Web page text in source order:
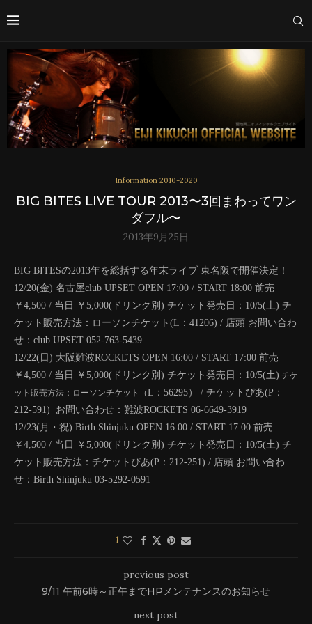
Information 2010-2020
BIG BITES LIVE TOUR 2013〜3回まわってワン
ダフル〜
2013年9月25日
BIG BITESの2013年を総括する年末ライブ 東名阪で開催決定！
12/20(金) 名古屋club UPSET OPEN 17:00 / START 18:00 前売
￥4,500 / 当日 ￥5,000(ドリンク別) チケット発売日：10/5(土) チ
ケット販売方法：ローソンチケット(L：41206) / 店頭 お問い合わ
せ：club UPSET 052-763-5439
12/22(日) 大阪難波ROCKETS OPEN 16:00 / START 17:00 前売
￥4,500 / 当日 ￥5,000(ドリンク別) チケット発売日：10/5(土) チケ
ット販売方法：ローソンチケット（L：56295） / チケットぴあ(P：
212-591)
お問い合わせ：難波ROCKETS 06-6649-3919
12/23(月・祝) Birth Shinjuku OPEN 16:00 / START 17:00 前売
￥4,500 / 当日 ￥5,000(ドリンク別) チケット発売日：10/5(土) チ
ケット販売方法：チケットぴあ(P：212-251) / 店頭 お問い合わ
せ：Birth Shinjuku 03-5292-0591
1
previous post
9/11 午前6時～正午までHPメンテナンスのお知らせ
next post